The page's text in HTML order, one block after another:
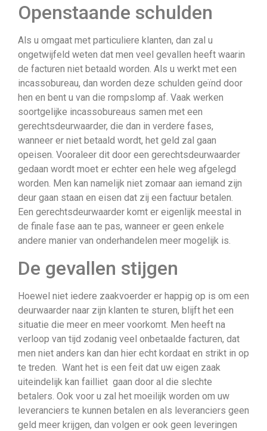
Openstaande schulden
Als u omgaat met particuliere klanten, dan zal u
ongetwijfeld weten dat men veel gevallen heeft waarin
de facturen niet betaald worden. Als u werkt met een
incassobureau, dan worden deze schulden geïnd door
hen en bent u van die rompslomp af. Vaak werken
soortgelijke incassobureaus samen met een
gerechtsdeurwaarder, die dan in verdere fases,
wanneer er niet betaald wordt, het geld zal gaan
opeisen. Vooraleer dit door een gerechtsdeurwaarder
gedaan wordt moet er echter een hele weg afgelegd
worden. Men kan namelijk niet zomaar aan iemand zijn
deur gaan staan en eisen dat zij een factuur betalen.
Een gerechtsdeurwaarder komt er eigenlijk meestal in
de finale fase aan te pas, wanneer er geen enkele
andere manier van onderhandelen meer mogelijk is.
De gevallen stijgen
Hoewel niet iedere zaakvoerder er happig op is om een
deurwaarder naar zijn klanten te sturen, blijft het een
situatie die meer en meer voorkomt. Men heeft na
verloop van tijd zodanig veel onbetaalde facturen, dat
men niet anders kan dan hier echt kordaat en strikt in op
te treden. Want het is een feit dat uw eigen zaak
uiteindelijk kan failliet gaan door al die slechte
betalers. Ook voor u zal het moeilijk worden om uw
leveranciers te kunnen betalen en als leveranciers geen
geld meer krijgen, dan volgen er ook geen leveringen